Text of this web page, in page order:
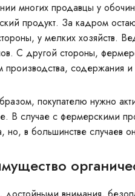
многих продавцы у
продукт. За кадром
у мелких хозяйств.
С другой стороны,
производства, содержания
покупателю нужно
В случае с фермерскими
но, в большинстве случаев